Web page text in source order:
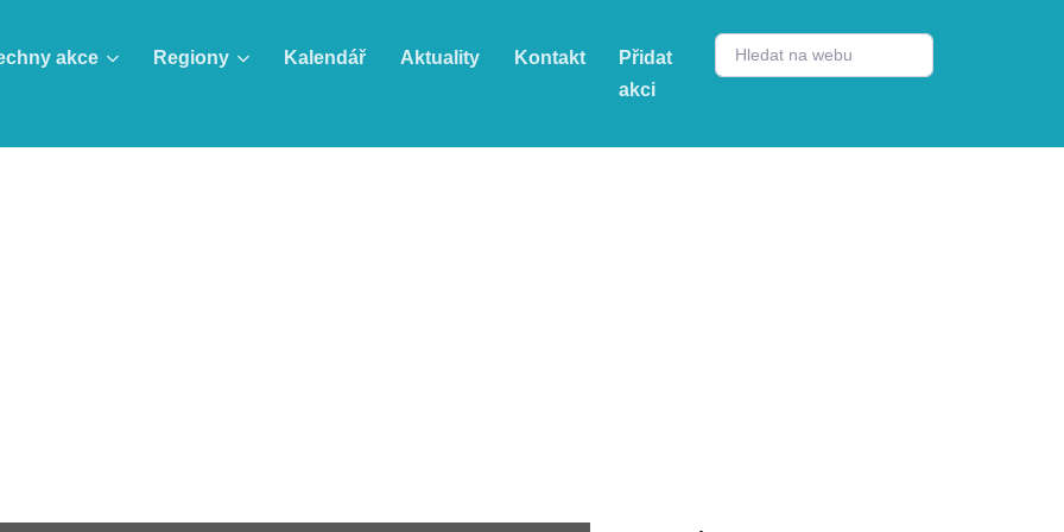
akce Regiony Kalendář Aktuality Kontakt
Přidat
akci